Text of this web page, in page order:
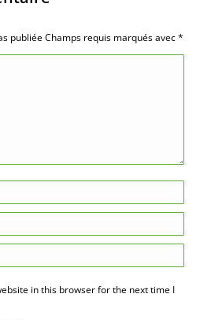
publiée Champs requis marqués avec*
in this browser for the next time I